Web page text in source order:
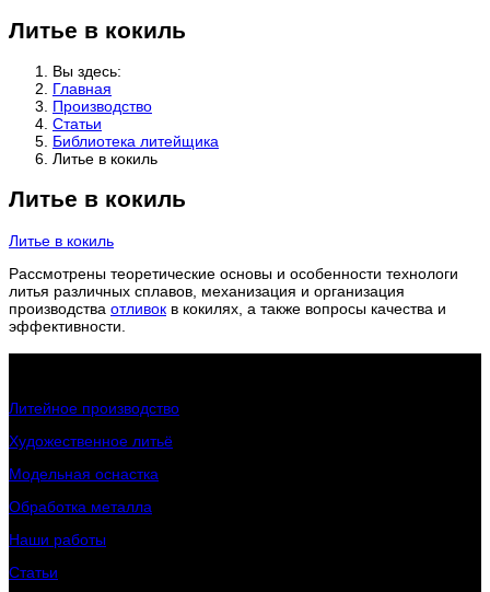
Литье в кокиль
Вы здесь:
Главная
Производство
Статьи
Библиотека литейщика
Литье в кокиль
Литье в кокиль
Литье в кокиль
Рассмотрены теоретические основы и особенности технологи
литья различных сплавов, механизация и организация
производства отливок в кокилях, а также вопросы качества и
эффективности.
Литейное производство
Художественное литьё
Модельная оснастка
Обработка металла
Наши работы
Статьи